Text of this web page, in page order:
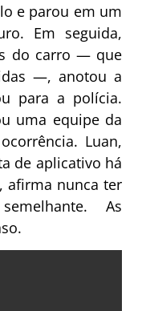
e parou em um
Em seguida,
do carro — que
—, anotou a
para a polícia.
uma equipe da
Luan,
de aplicativo há
afirma nunca ter
As